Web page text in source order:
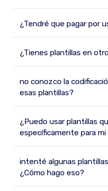
¿Tendré que pagar por
¿Tienes plantillas en
no conozco la
esas plantillas?
¿Puedo usar plantillas
específicamente para
intenté algunas
¿Cómo hago eso?